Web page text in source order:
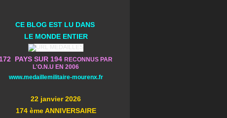
CE BLOG EST LU DANS
LE MONDE ENTIER
172 PAYS SUR 194 RECONNUS PAR
L'O.N.U EN 2006
www.medaillemilitaire-mourenx.fr
22 janvier 2026
174 ème ANNIVERSAIRE